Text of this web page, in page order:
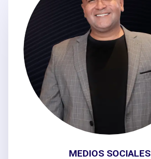
MEDIOS SOCIALES